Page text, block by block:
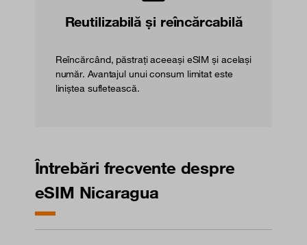
Reutilizabilă și reîncărcabilă
Reîncărcând, păstrați aceeași eSIM și același
număr. Avantajul unui consum limitat este
liniștea sufletească.
Întrebări frecvente despre
eSIM Nicaragua